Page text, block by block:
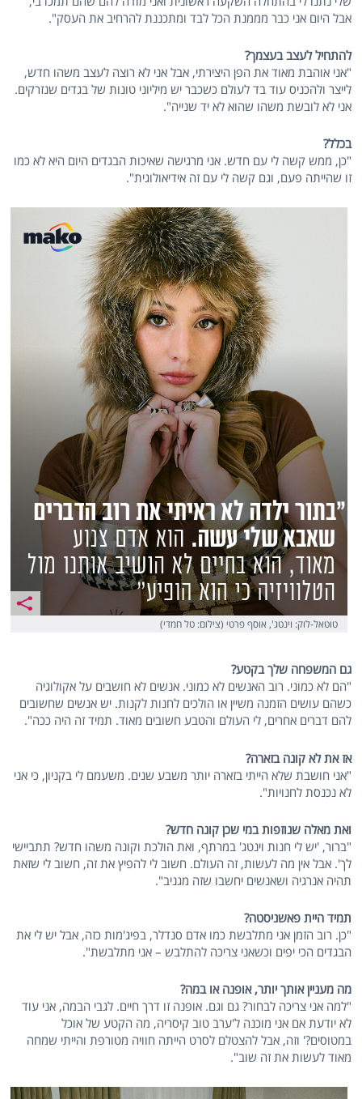
אבל היום אני כבר מממנת הכל לבד ומתכננת להרחיב את העסק".
להתחיל לעצב בעצמך?
"אני אוהבת מאוד את הפן היצירתי, אבל אני לא רוצה לעצב משהו חדש,
לייצר ולהכניס עוד בד לעולם כשכבר יש מיליוני טונות של בגדים שנזרקים.
אני לא לובשת משהו שהוא לא יד שנייה".
בכלל?
"כן, ממש קשה לי עם חדש. אני מרגישה שאיכות הבגדים היום היא לא כמו
זו שהייתה פעם, וגם קשה לי עם זה אידיאולוגית".
טוטאל-לוק: וינטג', אוסף פרטי (צילום: טל חמדי)
גם המשפחה שלך בקטע?
"הם לא כמוני. רוב האנשים לא כמוני. אנשים לא חושבים על אקולוגיה
כשהם עושים הזמנה משיין או הולכים לחנות לקנות. יש אנשים שחשובים
להם דברים אחרים, לי העולם והטבע חשובים מאוד. תמיד זה היה ככה".
אז את לא קונה בזארה?
"אני חושבת שלא הייתי בזארה יותר משבע שנים. משעמם לי בקניון, כי אני
לא נכנסת לחנויות".
ואת מאלה שנוזפות במי שכן קונה חדש?
"ברור, 'יש לי חנות וינטג' במרתף, ואת הולכת וקונה משהו חדש? תתביישי
לך'. אבל אין מה לעשות, זה העולם. חשוב לי להפיץ את זה, חשוב לי שזאת
תהיה אנרגיה ושאנשים יחשבו שזה מגניב".
תמיד היית פאשניסטה?
"כן. רוב הזמן אני מתלבשת כמו אדם סנדלר, בפיג'מות כזה, אבל יש לי את
הבגדים הכי יפים וכשאני צריכה להתלבש – אני מתלבשת".
מה מעניין אותך יותר, אופנה או במה?
"למה אני צריכה לבחור? גם וגם. אופנה זו דרך חיים. לגבי הבמה, אני עוד
לא יודעת אם אני מוכנה ל'ערב טוב קיסריה, מה הקטע של אוכל
במטוסים?' וזה, אבל להצטלם לסרט הייתה חוויה מטורפת והייתי שמחה
מאוד לעשות את זה שוב".